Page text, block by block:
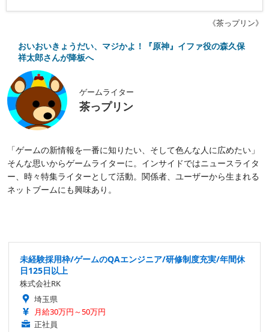
《茶っプリン》
おいおいきょうだい、マジかよ！『原神』イファ役の森久保
祥太郎さんが降板へ
ゲームライター
茶っプリン
「ゲームの新情報を一番に知りたい、そして色んな人に広めたい」
そんな思いからゲームライターに。インサイドではニュースライタ
ー、時々特集ライターとして活動。関係者、ユーザーから生まれる
ネットブームにも興味あり。
未経験採用枠/ゲームのQAエンジニア/研修制度充実/年間休
日125日以上
株式会社RK
埼玉県
月給30万円～50万円
正社員